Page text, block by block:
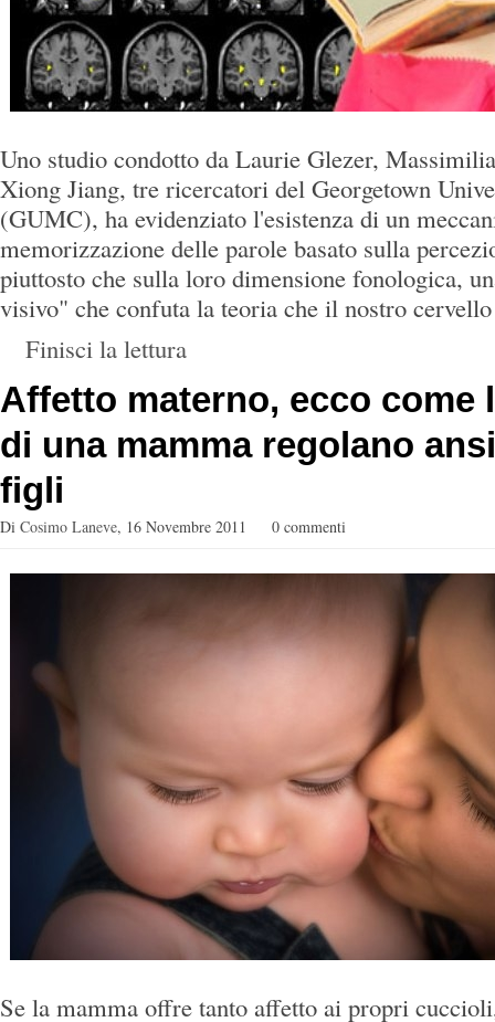
Uno studio condotto da Laurie Glezer,
Xiong Jiang, tre ricercatori del Georgetown
(GUMC), ha evidenziato l'esistenza di un
memorizzazione delle parole basato sulla
piuttosto che sulla loro dimensione fonologica,
visivo" che confuta la teoria che il nostro
Finisci la lettura
Affetto materno, ecco come
di una mamma regolano
figli
Di Cosimo Laneve, 16 Novembre 2011 0 commenti
Se la mamma offre tanto affetto ai propri